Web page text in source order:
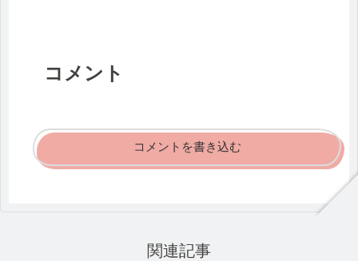
コメント
コメントを書き込む
関連記事